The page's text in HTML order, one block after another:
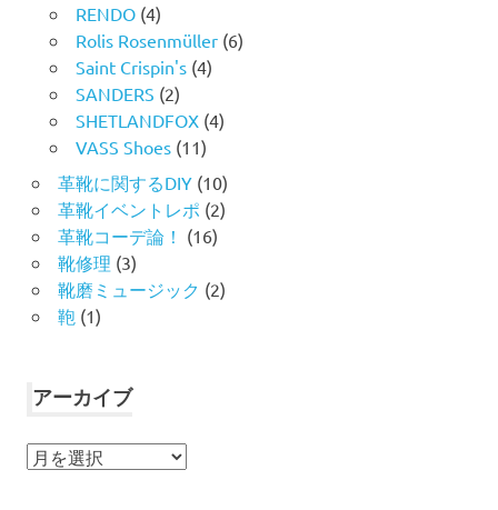
RENDO(4)
Rolis Rosenmüller(6)
Saint Crispin's(4)
SANDERS (2)
SHETLANDFOX(4)
VASS Shoes(11)
革靴に関するDIY(10)
革靴イベントレポ (2)
革靴コーデ論！ (16)
靴修理 (3)
靴磨ミュージック (2)
鞄 (1)
アーカイブ
ア